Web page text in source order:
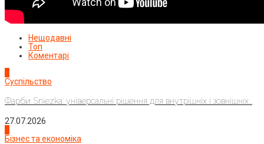
Нещодавні
Топ
Коментарі
Суспільство
Фарби Sniezka: універсальні рішення для внутрішніх і зовнішніх...
27.07.2026
Бізнес та економіка